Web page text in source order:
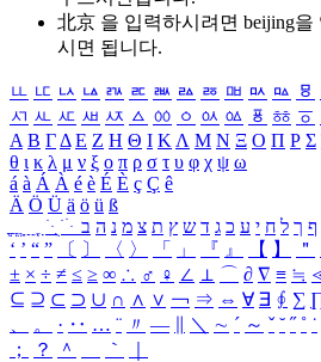
北京 을 입력하시려면 beijing을
시면 됩니다.
ㅥ ㅦ ㅧ ㅨ ㅩ ㅪ ㅫ ㅬ ㅭ ㅮ ㅯ ㅰ ㅱ
ㅺ ㅻ ㅼ ㅽ ㅾ ㅿ ㆀ ㆁ ㆂ ㆃ ㆄ ㆅ ㆆ
Α Β ΓΔ Ε Ζ Η Θ Ι ΚΛ Μ Ν Ξ Ο Π Ρ Σ
θ ι κ λ μ ν ξ ο π ρ σ τ υ φ χ ψ ω
á à Á À é è É È ç Ç ê
Ä Ö Ü ä ö ü ß
ִֶֹ ֻּ ׁׂ ף ך ל ח י ע כ ג ד ש ץ ת צ מ נ ה ב
‘ ’ “ ” 〔 〕 〈 〉 「 」 『 』 【 】 ＂
± × ÷ ≠ ≤ ≥ ∞ ∴ ♂ ♀ ∠ ⊥ ⌒ ∂ ∇ ≡ ≒
⊆ ⊇ ⊂ ⊃ ∪ ∩ ∧ ∨ ￢ ⇒ ⇔ ∀ ∃ ∮ ∑
、
。 · ‥ … ¨ 〃 ― ＼ ∼ ´ ～ ˇ ˘ ˝ ˚ ˙
；
？ ＾ ｀